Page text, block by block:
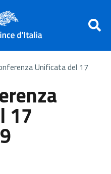
Unificata del 17
17